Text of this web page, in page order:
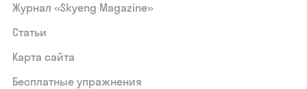
Журнал «Skyeng Magazine»
Статьи
Карта сайта
Бесплатные упражнения